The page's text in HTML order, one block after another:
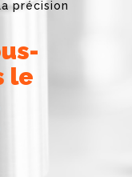
le
précision